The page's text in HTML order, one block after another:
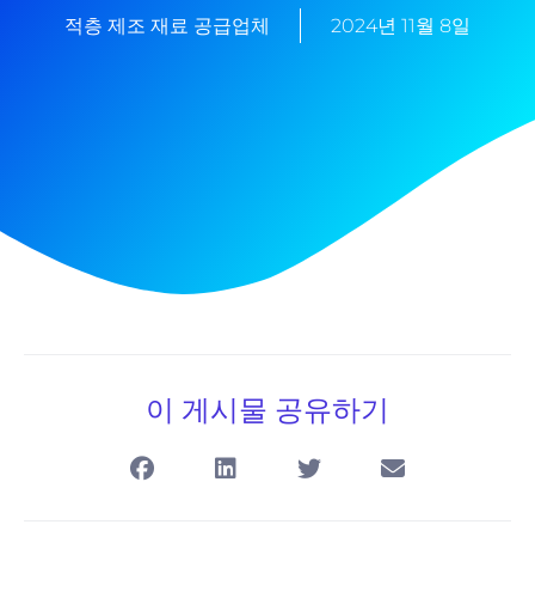
적층 제조 재료 공급업체 2024년 11월 8일
이 게시물 공유하기